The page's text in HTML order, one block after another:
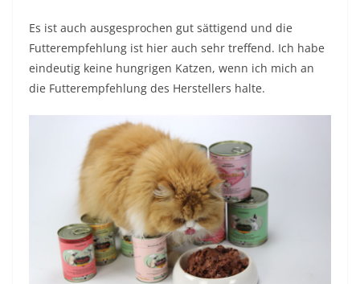
Es ist auch ausgesprochen gut sättigend und die
Futterempfehlung ist hier auch sehr treffend. Ich habe
eindeutig keine hungrigen Katzen, wenn ich mich an
die Futterempfehlung des Herstellers halte.